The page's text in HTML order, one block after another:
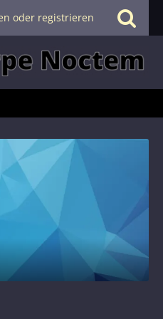
oder registrieren